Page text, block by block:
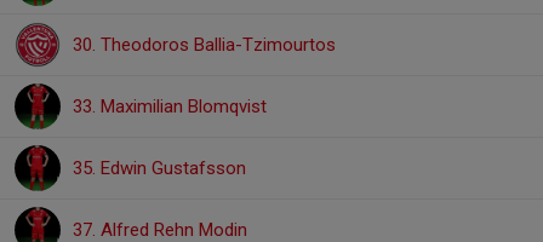
30. Theodoros Ballia-Tzimourtos
33. Maximilian Blomqvist
35. Edwin Gustafsson
37. Alfred Rehn Modin